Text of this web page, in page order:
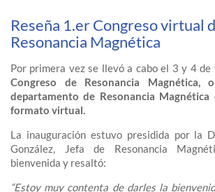
Reseña 1.er Congreso virtual
Resonancia Magnética
Por primera vez se llevó a cabo el 3 y 4
Congreso de Resonancia Magnética,
departamento de Resonancia
formato virtual.
La inauguración estuvo presidida por la
González, Jefa de Resonancia
bienvenida y resaltó:
“Estoy muy contenta de darles la